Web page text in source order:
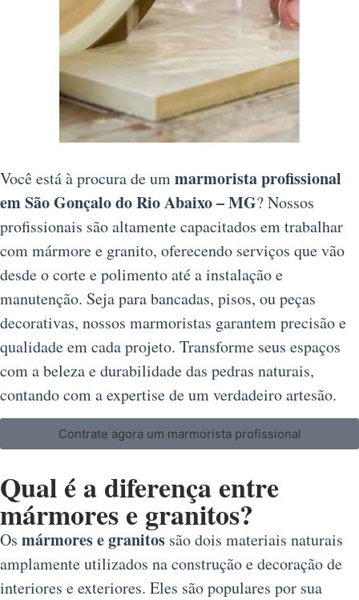
Você está à procura de ummarmorista profissional
em São Gonçalo do Rio Abaixo – MG? Nossos
profissionais são altamente capacitados em trabalhar
com mármore e granito, oferecendo serviços que vão
desde o corte e polimento até a instalação e
manutenção. Seja para bancadas, pisos, ou peças
decorativas, nossos marmoristas garantem precisão e
qualidade em cada projeto. Transforme seus espaços
com a beleza e durabilidade das pedras naturais,
contando com a expertise de um verdadeiro artesão.
Contrate agora um marmorista profissional
Qual é a diferença entre
mármores e granitos?
Os mármores e granitos são dois materiais naturais
amplamente utilizados na construção e decoração de
interiores e exteriores. Eles são populares por sua